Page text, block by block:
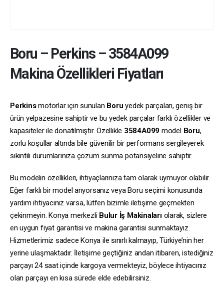
Boru – Perkins–3584A099
Makina Özellikleri Fiyatları
Perkinsmotorlar için sunulan Boru yedek parçaları, geniş bir
ürün yelpazesine sahiptir ve bu yedek parçalar farklı özellikler ve
kapasiteler ile donatılmıştır. Özellikle 3584A099 model Boru,
zorlu koşullar altında bile güvenilir bir performans sergileyerek
sıkıntılı durumlarınıza çözüm sunma potansiyeline sahiptir.
Bu modelin özellikleri, ihtiyaçlarınıza tam olarak uymuyor olabilir.
Eğer farklı bir model arıyorsanız veya Boru seçimi konusunda
yardım ihtiyacınız varsa, lütfen bizimle iletişime geçmekten
çekinmeyin. Konya merkezli Bulur İş Makinalarıolarak, sizlere
en uygun fiyat garantisi ve makina garantisi sunmaktayız.
Hizmetlerimiz sadece Konya ile sınırlı kalmayıp, Türkiye’nin her
yerine ulaşmaktadır. İletişime geçtiğiniz andan itibaren, istediğiniz
parçayı 24 saat içinde kargoya vermekteyiz, böylece ihtiyacınız
olan parçayı en kısa sürede elde edebilirsiniz.